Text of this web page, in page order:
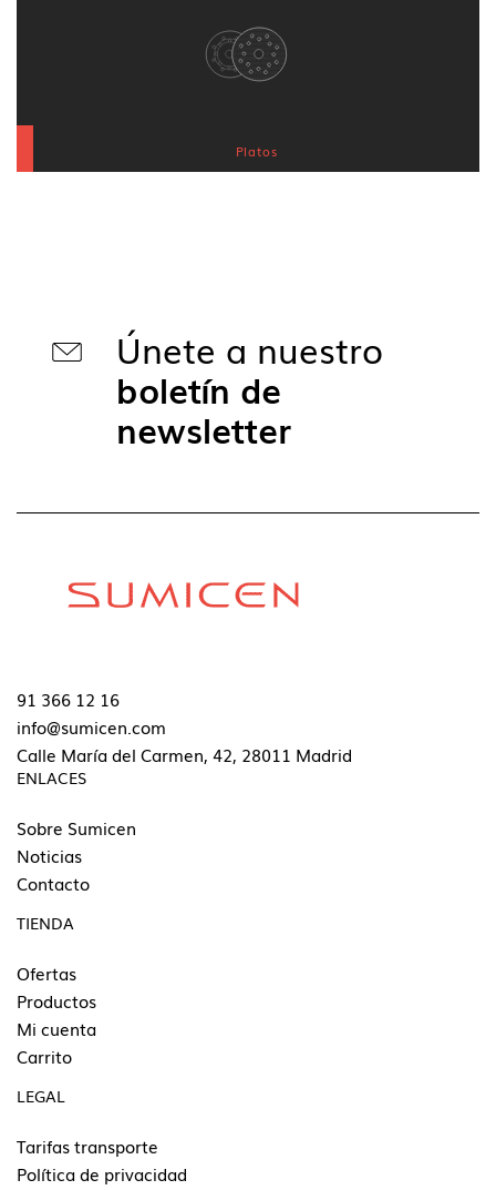
Platos
Únete a nuestro
boletín de
newsletter
91 366 12 16
info@sumicen.com
Calle María del Carmen, 42, 28011 Madrid
ENLACES
Sobre Sumicen
Noticias
Contacto
TIENDA
Ofertas
Productos
Mi cuenta
Carrito
LEGAL
Tarifas transporte
Política de privacidad